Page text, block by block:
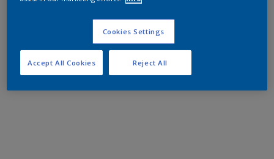
Cookies Settings
Reject All
Accept All Cookies